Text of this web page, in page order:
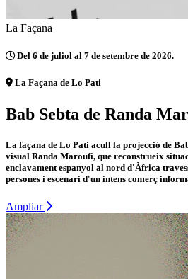
La Façana
Del 6 de juliol al 7 de setembre de 2026.
La Façana de Lo Pati
Bab Sebta de Randa
La façana de Lo Pati acull la projecció de
visual Randa Maroufi, que reconstrueix
enclavament espanyol al nord d'Àfrica
persones i escenari d'un intens comerç
Ampliar